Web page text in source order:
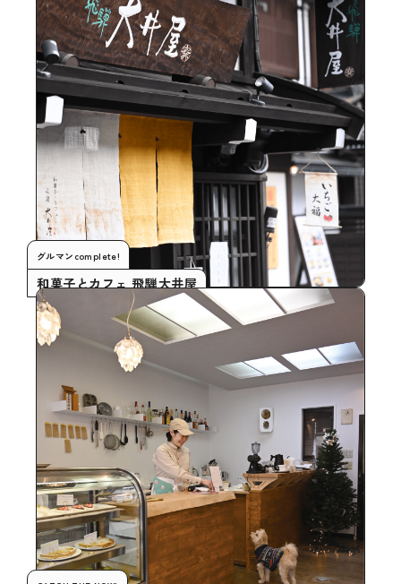
グルマンcomplete!
和菓子とカフェ 飛騨大井屋